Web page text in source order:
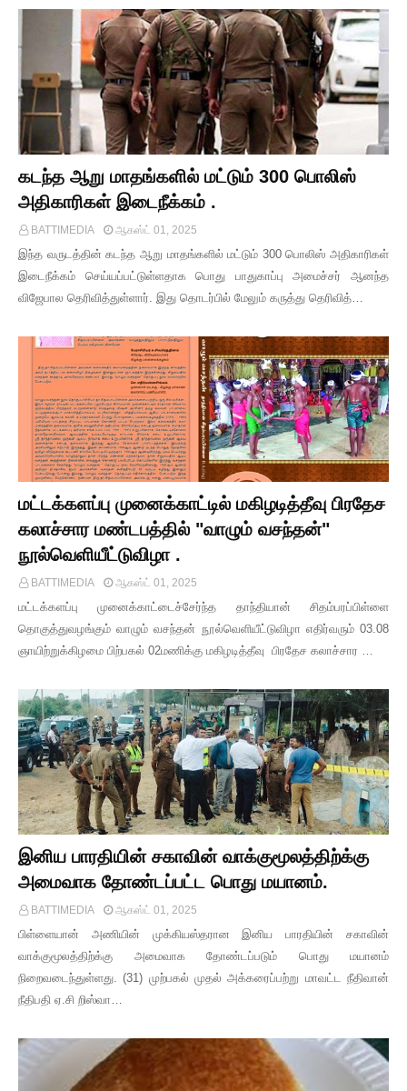
கடந்த ஆறு மாதங்களில் மட்டும் 300 பொலிஸ்
அதிகாரிகள் இடைநீக்கம் .
BATTIMEDIA ஆகஸ்ட் 01, 2025
இந்த வருடத்தின் கடந்த ஆறு மாதங்களில் மட்டும் 300 பொலிஸ் அதிகாரிகள்
இடைநீக்கம் செய்யப்பட்டுள்ளதாக பொது பாதுகாப்பு அமைச்சர் ஆனந்த
விஜேபால தெரிவித்துள்ளார். இது தொடர்பில் மேலும் கருத்து தெரிவித்…
மட்டக்களப்பு முனைக்காட்டில் மகிழடித்தீவு பிரதேச
கலாச்சார மண்டபத்தில் "வாழும் வசந்தன்"
நூல்வெளியீட்டுவிழா .
BATTIMEDIA ஆகஸ்ட் 01, 2025
மட்டக்களப்பு முனைக்காட்டைச்சேர்ந்த தாந்தியான் சிதம்பரப்பிள்ளை
தொகுத்துவழங்கும் வாழும் வசந்தன் நூல்வெளியீட்டுவிழா எதிர்வரும் 03.08
ஞாயிற்றுக்கிழமை பிற்பகல் 02மணிக்கு மகிழடித்தீவு பிரதேச கலாச்சார …
இனிய பாரதியின் சகாவின் வாக்குமூலத்திற்க்கு
அமைவாக தோண்டப்பட்ட பொது மயானம்.
BATTIMEDIA ஆகஸ்ட் 01, 2025
பிள்ளையான் அணியின் முக்கியஸ்தரான இனிய பாரதியின் சகாவின்
வாக்குமூலத்திற்க்கு அமைவாக தோண்டப்படும் பொது மயானம்
நிறைவடைந்துள்ளது. (31) முற்பகல் முதல் அக்கரைப்பற்று மாவட்ட நீதிவான்
நீதிபதி ஏ.சி றிஸ்வா…